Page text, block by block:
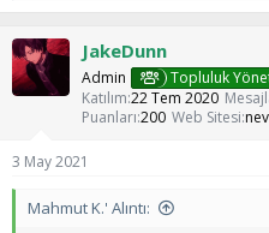
p
k
i
l
e
JakeDunn
Admin
Topluluk
Katılım 22 Tem 2020
Puanları 200 Web Sitesi
3 May 2021
Mahmut K.' Alıntı: